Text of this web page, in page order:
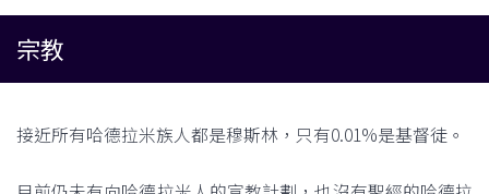
宗教
接近所有哈德拉米族人都是穆斯林，只有0.01%是基督徒。